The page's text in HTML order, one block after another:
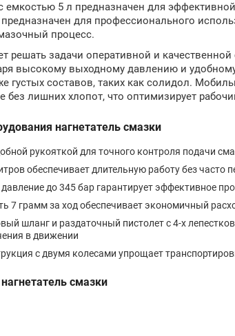
емкостью 5 л предназначен для
для профессионального
процесс.
решать задачи оперативной и
высокому выходному давлению и
густых составов, таких как солидол.
без лишних хлопот, что оптимизирует
нагнетатель смазки
рукояткой для точного контроля подачи
обеспечивает длительную работу без часто
до 345 бар гарантирует эффективное
7 грамм за ход обеспечивает экономичный
шланг и раздаточный пистолет с 4-х
в движении
с двумя колесами упрощает
смазки